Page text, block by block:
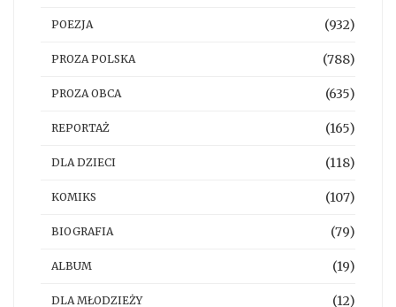
POEZJA (932)
PROZA POLSKA (788)
PROZA OBCA (635)
REPORTAŻ (165)
DLA DZIECI (118)
KOMIKS (107)
BIOGRAFIA (79)
ALBUM (19)
DLA MŁODZIEŻY (12)